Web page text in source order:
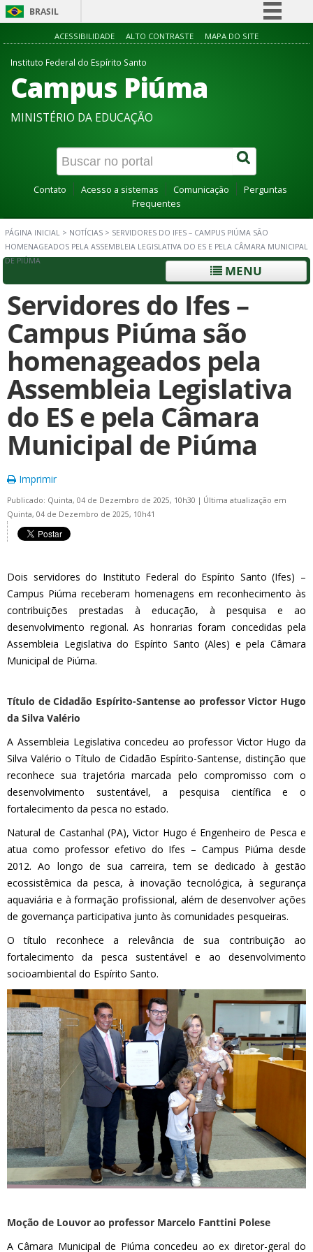
BRASIL
Simplifique!
Acesso à informação
Canais
ACESSIBILIDADE ALTO CONTRASTE MAPA DO SITE
Instituto Federal do Espírito Santo
Campus Piúma
MINISTÉRIO DA EDUCAÇÃO
Contato Acesso a sistemas Comunicação
Perguntas
Frequentes
PÁGINA INICIAL > NOTÍCIAS > SERVIDORES DO IFES – CAMPUS PIÚMA SÃO
HOMENAGEADOS PELA ASSEMBLEIA LEGISLATIVA DO ES E PELA CÂMARA MUNICIPAL
DE PIÚMA
MENU
Servidores do Ifes –
Campus Piúma são
homenageados pela
Assembleia Legislativa
do ES e pela Câmara
Municipal de Piúma
Imprimir
Publicado: Quinta, 04 de Dezembro de 2025, 10h30 | Última atualização em
Quinta, 04 de Dezembro de 2025, 10h41
Dois servidores do Instituto Federal do Espírito Santo (Ifes) –
Campus Piúma receberam homenagens em reconhecimento às
contribuições prestadas à educação, à pesquisa e ao
desenvolvimento regional. As honrarias foram concedidas pela
Assembleia Legislativa do Espírito Santo (Ales) e pela Câmara
Municipal de Piúma.
Título de Cidadão Espírito-Santense ao professor Victor Hugo
da Silva Valério
A Assembleia Legislativa concedeu ao professor Victor Hugo da
Silva Valério o Título de Cidadão Espírito-Santense, distinção que
reconhece sua trajetória marcada pelo compromisso com o
desenvolvimento sustentável, a pesquisa científica e o
fortalecimento da pesca no estado.
Natural de Castanhal (PA), Victor Hugo é Engenheiro de Pesca e
atua como professor efetivo do Ifes – Campus Piúma desde
2012. Ao longo de sua carreira, tem se dedicado à gestão
ecossistêmica da pesca, à inovação tecnológica, à segurança
aquaviária e à formação profissional, além de desenvolver ações
de governança participativa junto às comunidades pesqueiras.
O título reconhece a relevância de sua contribuição ao
fortalecimento da pesca sustentável e ao desenvolvimento
socioambiental do Espírito Santo.
Moção de Louvor ao professor Marcelo Fanttini Polese
A Câmara Municipal de Piúma concedeu ao ex diretor-geral do